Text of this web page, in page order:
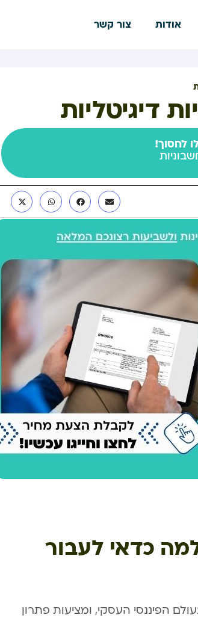
אודות צור קשר
דיגיטליות
לחסוך!
כדאי לעבור
הפיננסי העסקי, ומציעות פתרון